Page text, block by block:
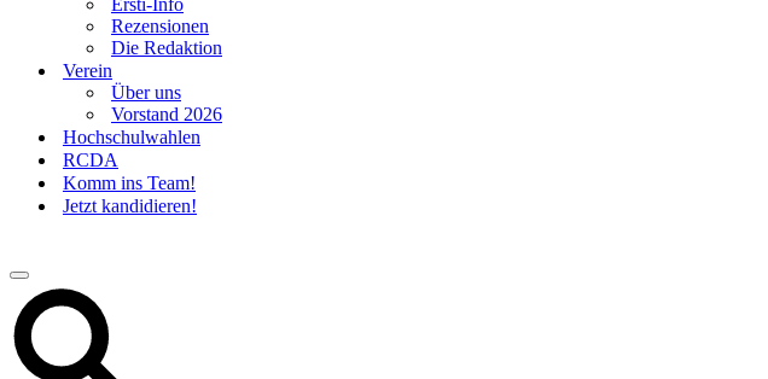
Ersti-Info
Rezensionen
Die Redaktion
Verein
Über uns
Vorstand 2026
Hochschulwahlen
RCDA
Komm ins Team!
Jetzt kandidieren!
Navigations-
Menü